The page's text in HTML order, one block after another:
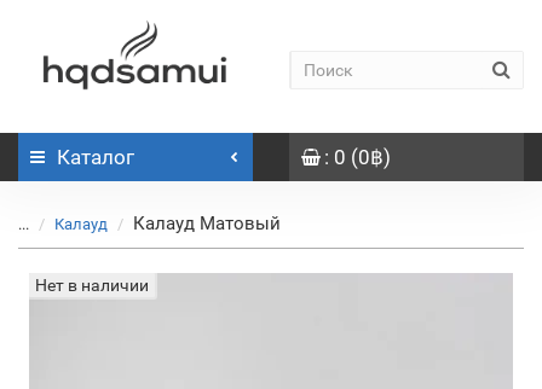
Каталог : 0 (0฿)
... Калауд Калауд Матовый
Нет в наличии